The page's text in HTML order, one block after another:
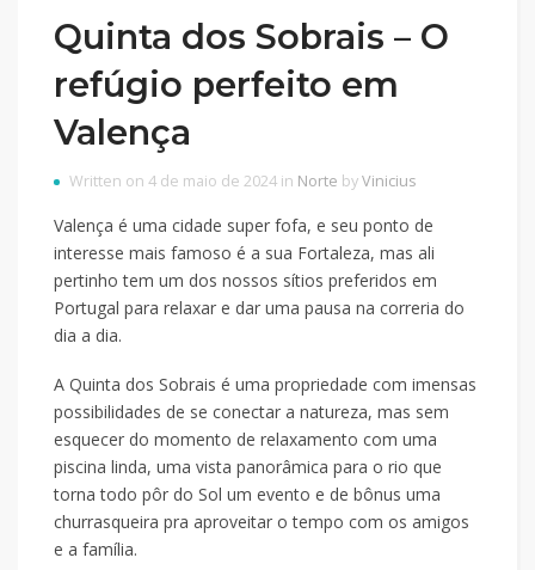
Quinta dos Sobrais – O
refúgio perfeito em
Valença
Written on 4 de maio de 2024 in Norte byVinicius
Valença é uma cidade super fofa, e seu ponto de
interesse mais famoso é a sua Fortaleza, mas ali
pertinho tem um dos nossos sítios preferidos em
Portugal para relaxar e dar uma pausa na correria do
dia a dia.
A Quinta dos Sobrais é uma propriedade com imensas
possibilidades de se conectar a natureza, mas sem
esquecer do momento de relaxamento com uma
piscina linda, uma vista panorâmica para o rio que
torna todo pôr do Sol um evento e de bônus uma
churrasqueira pra aproveitar o tempo com os amigos
e a família.